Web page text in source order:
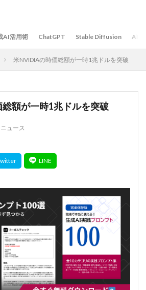
AI活用術 ChatGPT Stable Diffusion AIサ
米NVIDIAの時価総額が一時1兆ドルを突破
額が一時1兆ドルを突破
ュース